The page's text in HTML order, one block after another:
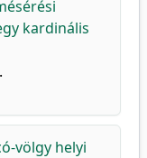
kardinális
völgy helyi